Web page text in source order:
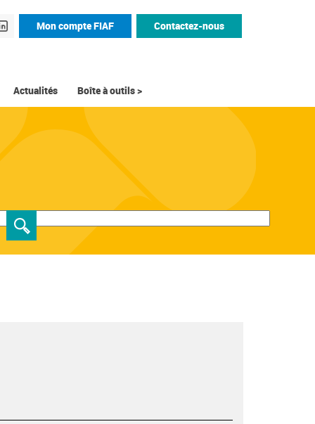
Mon compte FIAF Contactez-nous
Actualités Boîte à outils >